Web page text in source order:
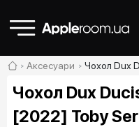
Аксесуари Чохол Dux
Чохол Dux
[2022] Toby